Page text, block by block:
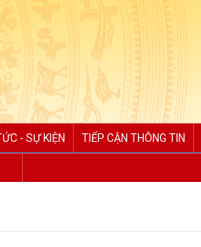
- SỰ KIỆN TIẾP CẬN THÔNG TIN